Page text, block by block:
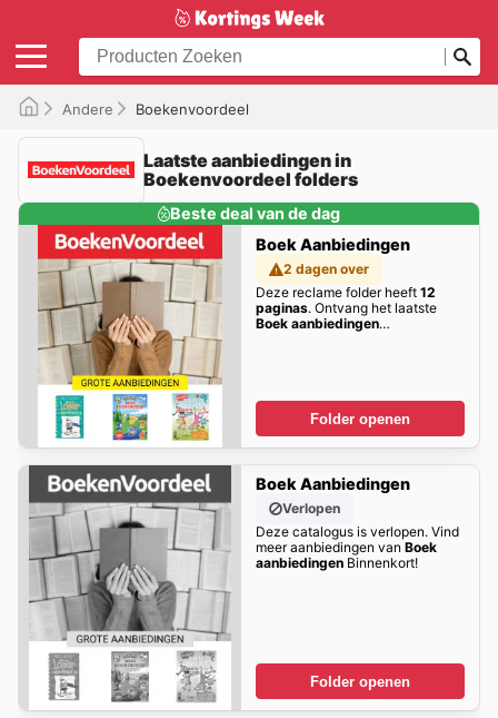
Andere Boekenvoordeel
Laatste aanbiedingen in
Boekenvoordeel folders
Beste deal van de dag
Boek Aanbiedingen
2 dagen over
Deze reclame folder heeft 12
paginas. Ontvang het laatste
Boek aanbiedingen
Folder openen
Boek Aanbiedingen
Verlopen
Deze catalogus is verlopen. Vind
meer aanbiedingen van Boek
aanbiedingenBinnenkort!
Folder openen